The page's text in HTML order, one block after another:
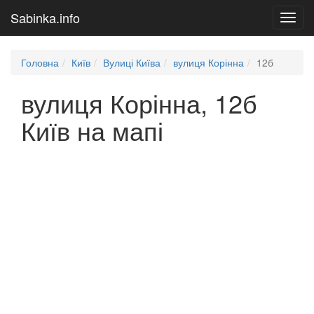
Sabinka.info
Головна Київ Вулиці Київа вулиця Корінна 12б
вулиця Корінна, 12б
Київ на мапі